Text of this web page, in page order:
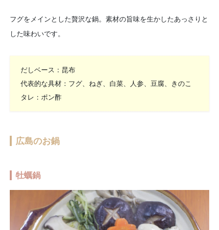
フグをメインとした贅沢な鍋。素材の旨味を生かしたあっさりと
した味わいです。
だしベース：昆布
代表的な具材：フグ、ねぎ、白菜、人参、豆腐、きのこ
タレ：ポン酢
広島のお鍋
牡蠣鍋